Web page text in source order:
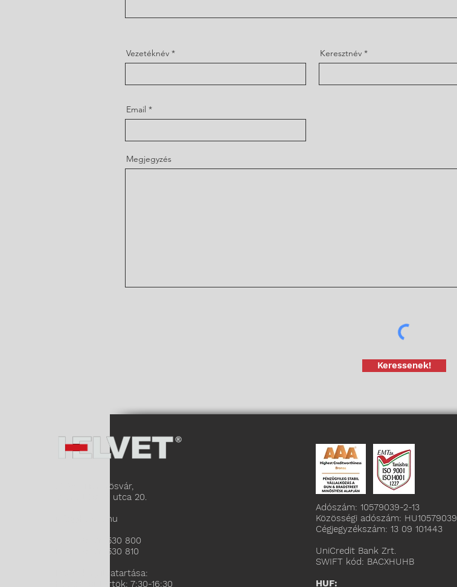
Vezetéknév Keresztnév
Email
Megjegyzés
Keressenek!
2085 Pilisvörösvár,
Szent László utca 20.
info@helvet.hu
+36 26 530 800
+36 26 530 810
Irodánk nyitvatartása:
Hétfő-Csütörtök: 7:30-16:30
Adószám: 10579039-2-13
Közösségi adószám: HU10579039
Cégjegyzékszám: 13 09 101443
UniCredit Bank Zrt.
SWIFT kód: BACXHUHB
HUF: